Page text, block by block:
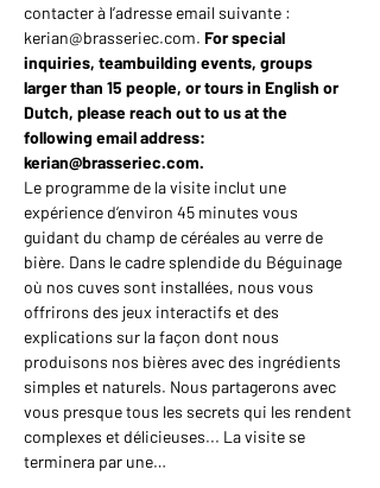
contacter à l’adresse email suivante :
kerian@brasseriec.com. For special
inquiries, teambuilding events, groups
larger than 15 people, or tours in English or
Dutch, please reach out to us at the
following email address:
kerian@brasseriec.com.
Le programme de la visite inclut une
expérience d’environ 45 minutes vous
guidant du champ de céréales au verre de
bière. Dans le cadre splendide du Béguinage
où nos cuves sont installées, nous vous
offrirons des jeux interactifs et des
explications sur la façon dont nous
produisons nos bières avec des ingrédients
simples et naturels. Nous partagerons avec
vous presque tous les secrets qui les rendent
complexes et délicieuses... La visite se
terminera par une…